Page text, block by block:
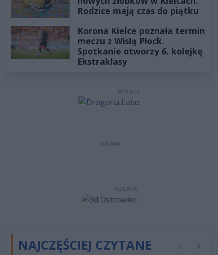
Rodzice mają czas do piątku
Korona Kielce poznała termin
meczu z Wisłą Płock.
Spotkanie otworzy 6. kolejkę
Ekstraklasy
REKLAMA
REKLAMA
REKLAMA
NAJCZĘŚCIEJ CZYTANE Poprzednie